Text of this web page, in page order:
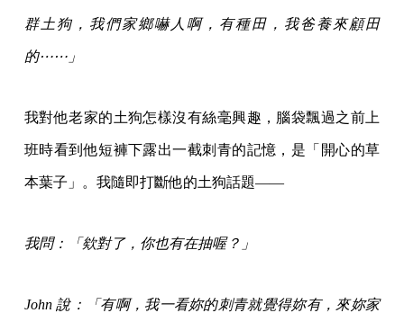
群土狗，我們家鄉嚇人啊，有種田，我爸養來顧田
的⋯⋯」
我對他老家的土狗怎樣沒有絲毫興趣，腦袋飄過之前上
班時看到他短褲下露出一截刺青的記憶，是「開心的草
本葉子」。我隨即打斷他的土狗話題——
我問：「欸對了，你也有在抽喔？」
John 說：「有啊，我一看妳的刺青就覺得妳有，來妳家